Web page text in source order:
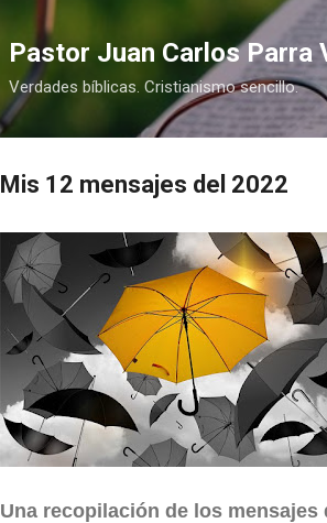
Pastor Juan Carlos Parra
Verdades bíblicas. Cristianismo sencillo.
Mis 12 mensajes del 2022
Una recopilación de los mensajes
COMPRAR